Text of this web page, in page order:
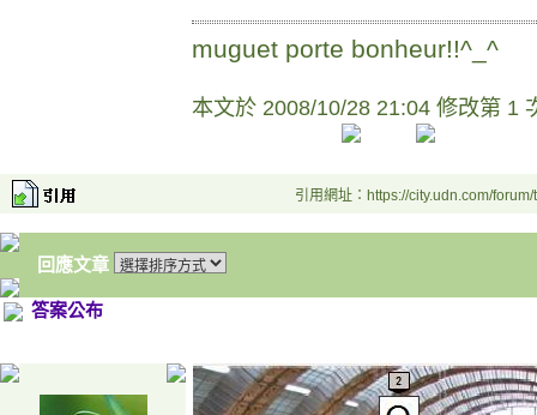
muguet porte bonheur!!^_^
本文於 2008/10/28 21:04 修改第 1
引用網址：https://city.udn.com/
回應文章
答案公布